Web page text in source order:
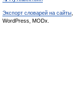
Экспорт словарей на сайты
WordPress, MODx.